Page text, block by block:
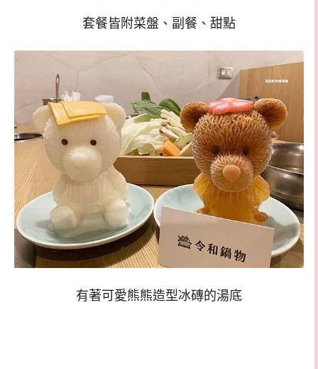
套餐皆附菜盤、副餐、甜點
有著可愛熊熊造型冰磚的湯底